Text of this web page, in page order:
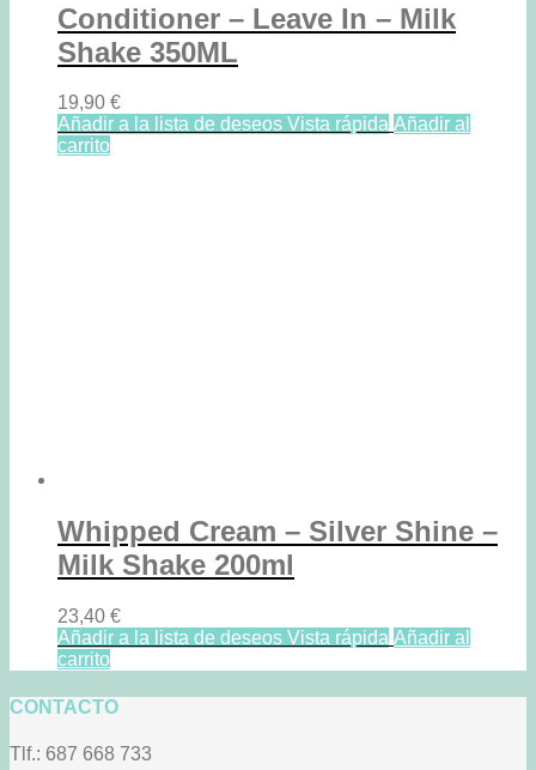
Conditioner – Leave In – Milk
Shake 350ML
19,90 €
Añadir a la lista de deseos Vista rápida Añadir al
carrito
Whipped Cream – Silver Shine –
Milk Shake 200ml
23,40 €
Añadir a la lista de deseos Vista rápida Añadir al
carrito
CONTACTO
Tlf.: 687 668 733